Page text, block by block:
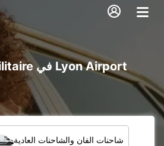
شاحنات الفان والشاحنات العادية